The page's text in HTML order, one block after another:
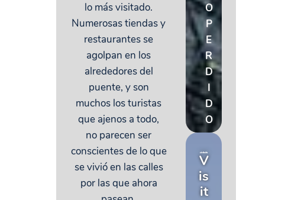
lo más visitado.
Numerosas tiendas y
restaurantes se
agolpan en los
alrededores del
puente, y son
muchos los turistas
que ajenos a todo,
no parecen ser
conscientes de lo que
se vivió en las calles
por las que ahora
O
P
E
R
D
I
D
O
V
is
it